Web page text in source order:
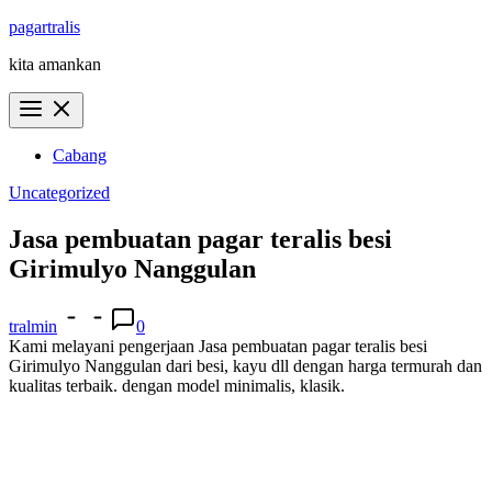
Skip
content
pagartralis
kita amankan
Cabang
Uncategorized
Jasa pembuatan pagar teralis besi
Girimulyo Nanggulan
tralmin
0
Kami melayani pengerjaan Jasa pembuatan pagar teralis besi
Girimulyo Nanggulan dari besi, kayu dll dengan harga termurah dan
kualitas terbaik. dengan model minimalis, klasik.